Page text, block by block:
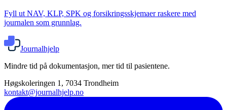
Fyll ut NAV, KLP, SPK og forsikringsskjemaer raskere med
journalen som grunnlag.
Journalhjelp
Mindre tid på dokumentasjon, mer tid til pasientene.
Høgskoleringen 1, 7034 Trondheim
kontakt@journalhjelp.no